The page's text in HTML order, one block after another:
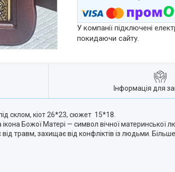
У компанії підключені
покидаючи сайту.
Інформація для
склом, кіот 26*23, сюжет 15*18.
Божої Матері — символ вічної материнської
травм, захищає від конфліктів із людьми. Більше